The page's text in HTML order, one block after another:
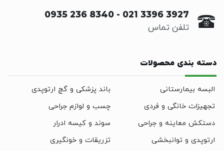
021 3396 3927
-
0935 236 8340
تلفن تماس
دسته بندی محصولات
البسه بیمارستانی
باند پزشکی و گچ ارتوپدی
تجهیزات خانگی و فردی
چسب و لوازم جراحی
دستکش معاینه و جراحی
سوند و کیسه ادرار
ارتوپدی و توانبخشی
تزریقات و خونگیری